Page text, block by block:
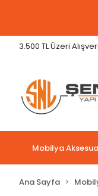
3.500 TL Üzeri
Mobilya
Ana Sayfa